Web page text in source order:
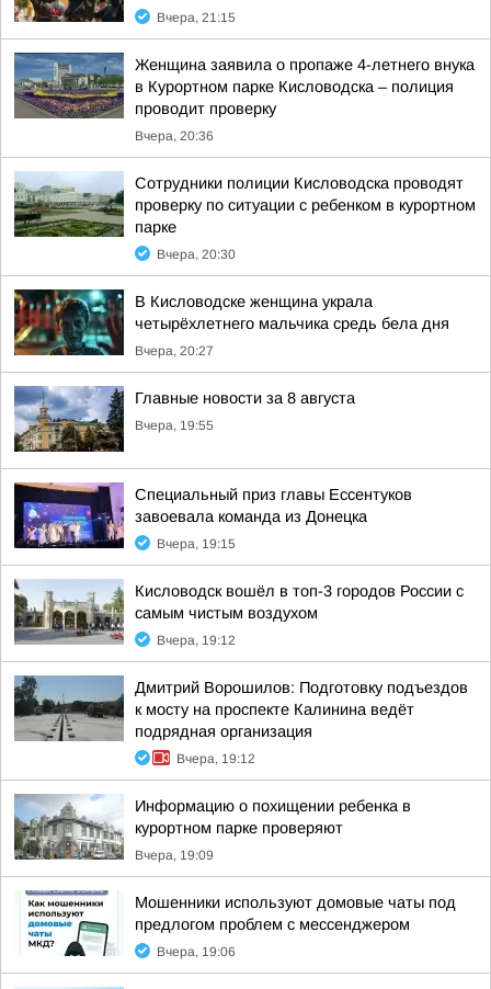
Вчера, 21:15
Женщина заявила о пропаже 4-летнего внука
в Курортном парке Кисловодска – полиция
проводит проверку
Вчера, 20:36
Сотрудники полиции Кисловодска проводят
проверку по ситуации с ребенком в курортном
парке
Вчера, 20:30
В Кисловодске женщина украла
четырёхлетнего мальчика средь бела дня
Вчера, 20:27
Главные новости за 8 августа
Вчера, 19:55
Специальный приз главы Ессентуков
завоевала команда из Донецка
Вчера, 19:15
Кисловодск вошёл в топ-3 городов России с
самым чистым воздухом
Вчера, 19:12
Дмитрий Ворошилов: Подготовку подъездов
к мосту на проспекте Калинина ведёт
подрядная организация
Вчера, 19:12
Информацию о похищении ребенка в
курортном парке проверяют
Вчера, 19:09
Мошенники используют домовые чаты под
предлогом проблем с мессенджером
Вчера, 19:06